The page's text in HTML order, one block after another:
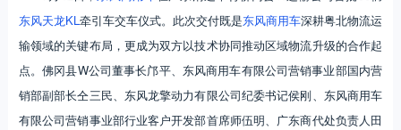
东风天龙KL牵引车交车仪式。此次交付既是东风商用车深耕粤北物流运
输领域的关键布局，更成为双方以技术协同推动区域物流升级的合作起
点。佛冈县W公司董事长邝平、东风商用车有限公司营销事业部国内营
销部副部长仝三民、东风龙擎动力有限公司纪委书记侯刚、东风商用车
有限公司营销事业部行业客户开发部首席师伍明、广东商代处负责人田